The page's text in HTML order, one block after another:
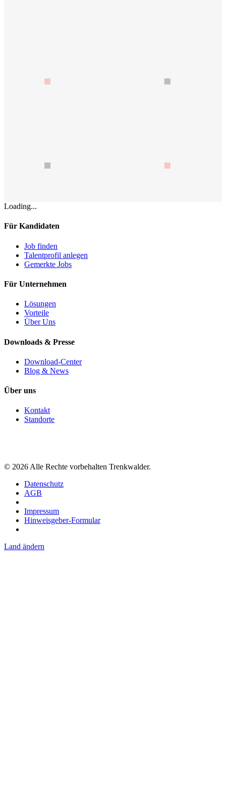
Loading...
Für Kandidaten
Job finden
Talentprofil anlegen
Gemerkte Jobs
Für Unternehmen
Lösungen
Vorteile
Über Uns
Downloads & Presse
Download-Center
Blog & News
Über uns
Kontakt
Standorte
© 2026 Alle Rechte vorbehalten Trenkwalder.
Datenschutz
AGB
Impressum
Hinweisgeber-Formular
Land ändern